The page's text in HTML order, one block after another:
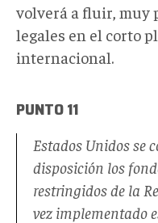
volverá a fluir, muy
legales en el corto
internacional.
PUNTO 11
Estados Unidos se
disposición los
restringidos de la
vez implementado